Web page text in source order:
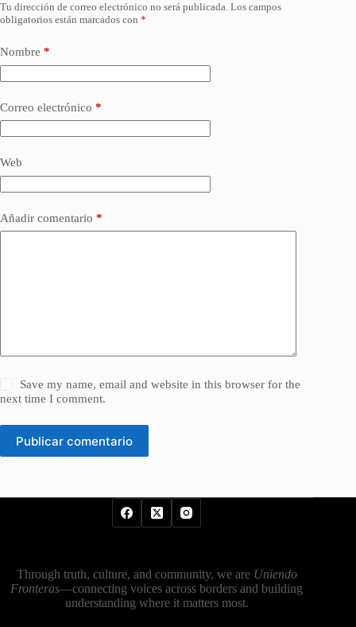
Tu dirección de correo electrónico no será publicada. Los campos
obligatorios están marcados con *
Nombre *
Correo electrónico *
Web
Añadir comentario *
Save my name, email and website in this browser for the
next time I comment.
Publicar comentario
Through truth, culture, and community, we are Uniendo
Fronteras—connecting voices across borders and building
understanding where it matters most.